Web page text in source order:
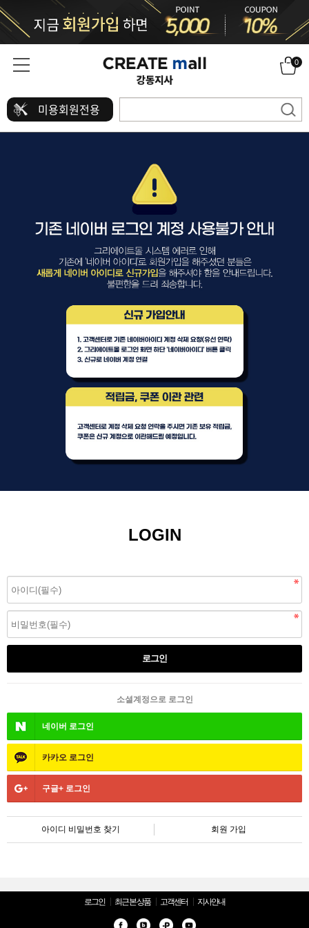
0
미용회원전용
LOGIN
소셜계정으로 로그인
네이버 로그인
카카오 로그인
구글+ 로그인
아이디 비밀번호 찾기 회원 가입
로그인 최근 본 상품 고객센터 지사안내